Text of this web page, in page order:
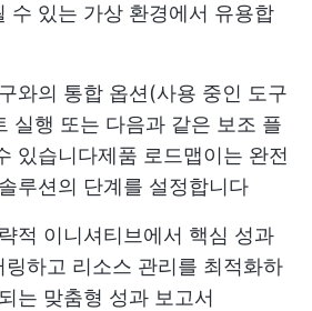
수 있는 가상 환경에서 유용합
와의 통합 옵션(사용 중인 도구
실행 또는 다음과 같은 보조 플
있습니다제품 로드맵이는 완전
루션의 단계를 설정합니다
적 이니셔티브에서 핵심 성과
링하고 리소스 관리를 최적화하
는 맞춤형 성과 보고서